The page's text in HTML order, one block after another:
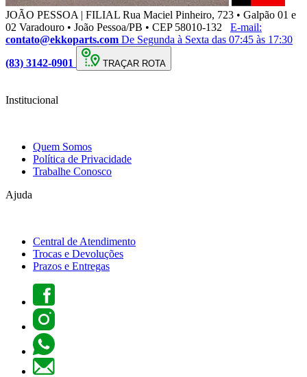
JOÃO PESSOA | FILIAL Rua Maciel Pinheiro, 723 • Galpão 01 e
02 Varadouro • João Pessoa/PB • CEP 58010-132
E-mail:
contato@ekkoparts.com De Segunda à Sexta das 07:45 às 17:30
(83) 3142-0901
TRAÇAR ROTA
Institucional
Quem Somos
Política de Privacidade
Trabalhe Conosco
Ajuda
Central de Atendimento
Trocas e Devoluções
Prazos e Entregas